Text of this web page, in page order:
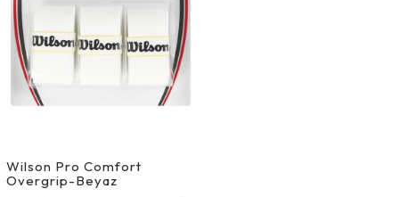
Wilson Pro Comfort
Overgrip-Beyaz